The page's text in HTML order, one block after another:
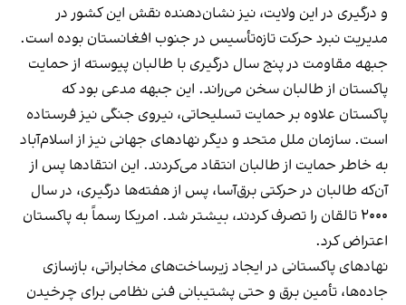
و درگیری در این ولایت، نیز نشان‌دهنده نقش این کشور در
مدیریت نبرد حرکت تازه‌تأسیس در جنوب افغانستان بوده است.
جبهه مقاومت در پنج سال درگیری با طالبان پیوسته از حمایت
پاکستان از طالبان سخن می‌راند. این جبهه مدعی بود که
پاکستان علاوه بر حمایت تسلیحاتی، نیروی جنگی نیز فرستاده
است. سازمان ملل متحد و دیگر نهادهای جهانی نیز از اسلام‌آباد
به خاطر حمایت از طالبان انتقاد می‌کردند. این انتقادها پس از
آن‌که طالبان در حرکتی برق‌آسا، پس از هفته‌ها درگیری، در سال
۲۰۰۰ تالقان را تصرف کردند، بیشتر شد. امریکا رسماً به پاکستان
اعتراض کرد.
نهادهای پاکستانی در ایجاد زیرساخت‌های مخابراتی، بازسازی
جاده‌ها، تأمین برق و حتی پشتیبانی فنی نظامی برای چرخیدن